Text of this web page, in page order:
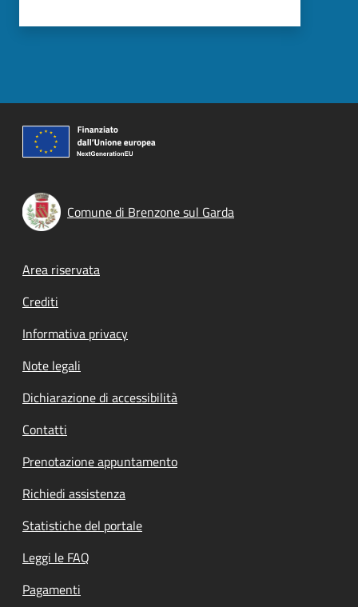
Comune di Brenzone sul Garda
Footer menu
Area riservata
Crediti
Informativa privacy
Note legali
Dichiarazione di accessibilità
Contatti
Prenotazione appuntamento
Richiedi assistenza
Statistiche del portale
Leggi le FAQ
Pagamenti